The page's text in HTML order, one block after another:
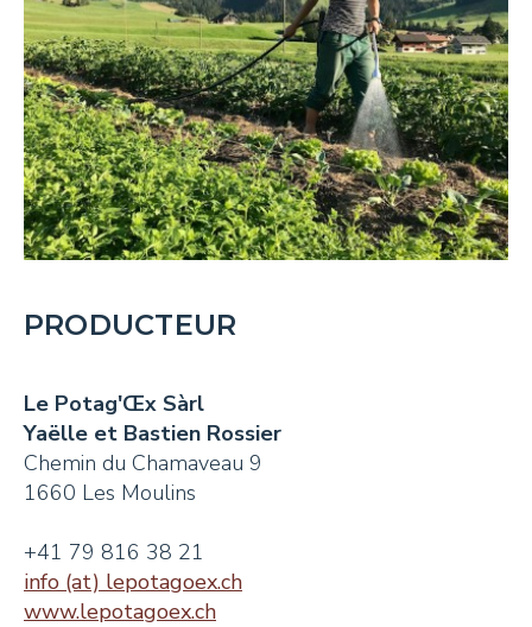
PRODUCTEUR
Le Potag'Œx Sàrl
Yaëlle et Bastien Rossier
Chemin du Chamaveau 9
1660 Les Moulins
+41 79 816 38 21
info (at) lepotagoex.ch
www.lepotagoex.ch